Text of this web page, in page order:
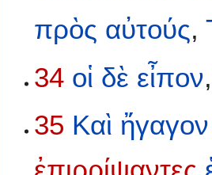
πρὸς αὐτούς,
34 οἱ δὲ εἶπον
35 Καὶ ἤγαγον